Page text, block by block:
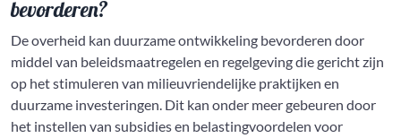
bevorderen?
De overheid kan duurzame ontwikkeling bevorderen door
middel van beleidsmaatregelen en regelgeving die gericht zijn
op het stimuleren van milieuvriendelijke praktijken en
duurzame investeringen. Dit kan onder meer gebeuren door
het instellen van subsidies en belastingvoordelen voor